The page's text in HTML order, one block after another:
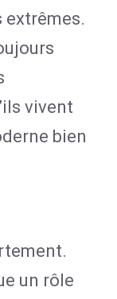
extrêmes.
vivent
bien
un rôle